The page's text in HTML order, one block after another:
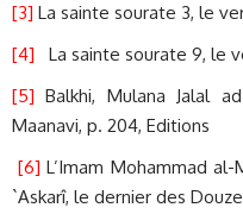
[3] La sainte sourate 3, le
[4] La sainte sourate 9, le
[5] Balkhi, Mulana Jalal
Maanavi, p. 204, Editions
[6] L’Imam Mohammad
`Askarî, le dernier des